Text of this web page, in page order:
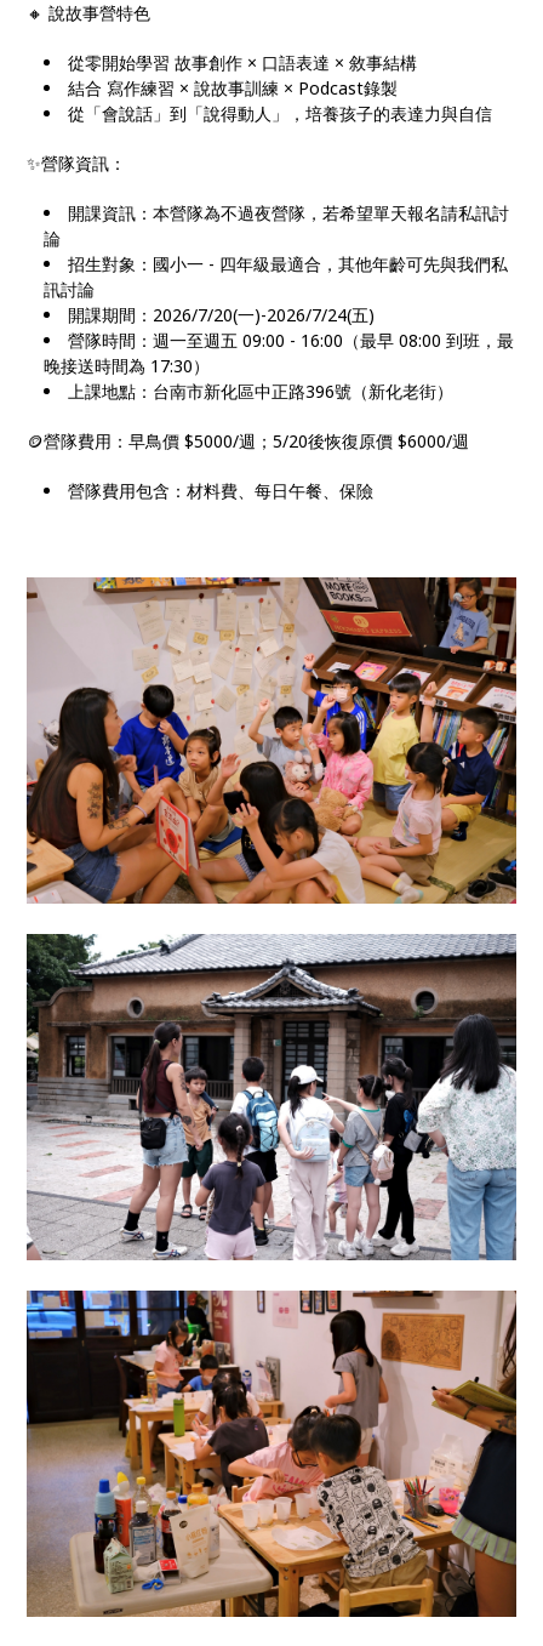
🔸 說故事營特色
從零開始學習 故事創作 × 口語表達 × 敘事結構
結合 寫作練習 × 說故事訓練 × Podcast錄製
從「會說話」到「說得動人」，培養孩子的表達力與自信
✨營隊資訊：
開課資訊：本營隊為不過夜營隊，若希望單天報名請私訊討
論
招生對象：國小一 - 四年級最適合，其他年齡可先與我們私
訊討論
開課期間：2026/7/20(一)-2026/7/24(五)
營隊時間：週一至週五 09:00 - 16:00（最早 08:00 到班，最
晚接送時間為 17:30）
上課地點：台南市新化區中正路396號（新化老街）
🪙營隊費用：早鳥價 $5000/週；5/20後恢復原價 $6000/週
營隊費用包含：材料費、每日午餐、保險